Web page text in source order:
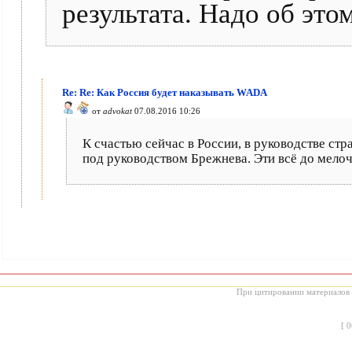
результата. Надо об
Re: Re: Как Россия будет наказывать WADA
от advokat07.08.2016 10:26
К счастью сейчас в России, в руководстве
под руководством Брежнева. Эти всё до
При цитировании материалов
[